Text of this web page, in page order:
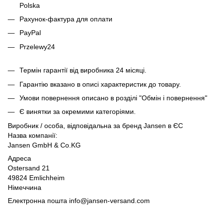
Polska
Рахунок-фактура для оплати
PayPal
Przelewy24
Термін гарантії від виробника 24 місяці.
Гарантію вказано в описі характеристик до товару.
Умови повернення описано в розділі "Обмін і повернення"
Є винятки за окремими категоріями.
Виробник / особа, відповідальна за бренд Jansen в ЄС
Назва компанії:
Jansen GmbH & Co.KG
Адреса
Ostersand 21
49824 Emlichheim
Німеччина
Електронна пошта info@jansen-versand.com